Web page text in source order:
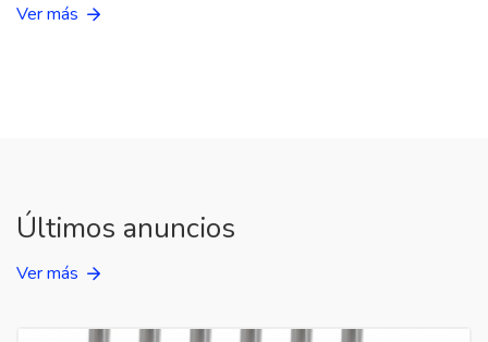
Ver más
Últimos anuncios
Ver más